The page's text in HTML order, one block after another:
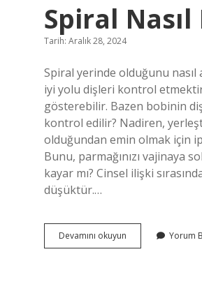
Spiral
Tarih: Aralık 28, 2024
Spiral yerinde olduğunu
iyi yolu dişleri kontrol
gösterebilir. Bazen bobinin
kontrol edilir? Nadiren,
olduğundan emin olmak için
Bunu, parmağınızı vajinaya
kayar mı? Cinsel ilişki
düşüktür.…
Devamını okuyun
Nasıl
Yorum